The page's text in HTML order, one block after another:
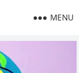
MENU